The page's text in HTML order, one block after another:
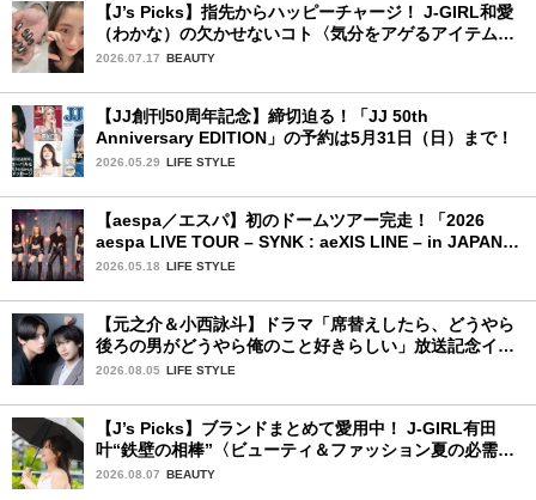
【J’s Picks】指先からハッピーチャージ！ J-GIRL和愛
（わかな）の欠かせないコト〈気分をアゲるアイテム＆
ルーティーン〉
2026.07.17 BEAUTY
【JJ創刊50周年記念】締切迫る！「JJ 50th
Anniversary EDITION」の予約は5月31日（日）まで！
2026.05.29 LIFE STYLE
【aespa／エスパ】初のドームツアー完走！「2026
aespa LIVE TOUR – SYNK : aeXIS LINE – in JAPAN
[SPECIAL EDITION DOME TOUR] 」東京ドーム公演2
2026.05.18 LIFE STYLE
【元之介＆小西詠斗】ドラマ「席替えしたら、どうやら
後ろの男がどうやら俺のこと好きらしい」放送記念イン
タビュー♡ 「自然と詠斗くんが可愛く見えたんです」
2026.08.05 LIFE STYLE
【J’s Picks】ブランドまとめて愛用中！ J-GIRL有田
叶“鉄壁の相棒”〈ビューティ＆ファッション夏の必需
品〉
2026.08.07 BEAUTY